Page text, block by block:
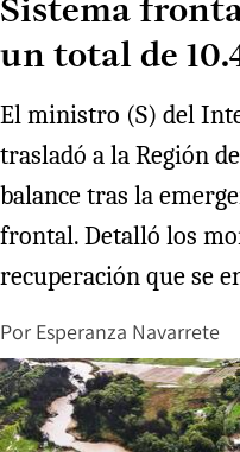
Sistema
un total de
El ministro (S) del
trasladó a la Región
balance tras la
frontal. Detalló los
recuperación que se
Por Esperanza Navarrete